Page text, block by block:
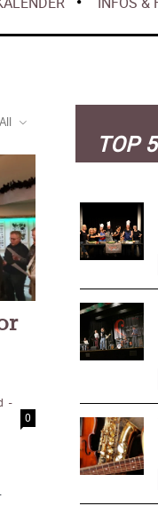
gilt als
2026
– Rückblick
–
Deutschland
Pflege
2025
–
All
-
0
TOP